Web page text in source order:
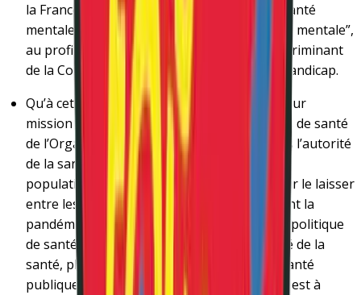
la France abandonne, dans sa politique de santé
mentale, le modèle biomédical de la “maladie mentale”,
au profit de celui du modèle inclusif non discriminant
de la Convention des Nations Unies sur le handicap.
Qu’à cette fin, le monde professionnel ait pour
mission la mise en application des politiques de santé
de l’Organisation Mondiale de la Santé, sous l’autorité
de la santé publique. La santé mentale de la
population est un enjeu trop important pour le laisser
entre les mains de « spécialistes » et, pendant la
pandémie, nous avons vu les ravages d’une politique
de santé qui se cantonnait à un aspect limité de la
santé, plutôt qu’une approche globale. La santé
publique est un champ pluridisciplinaire qui est à